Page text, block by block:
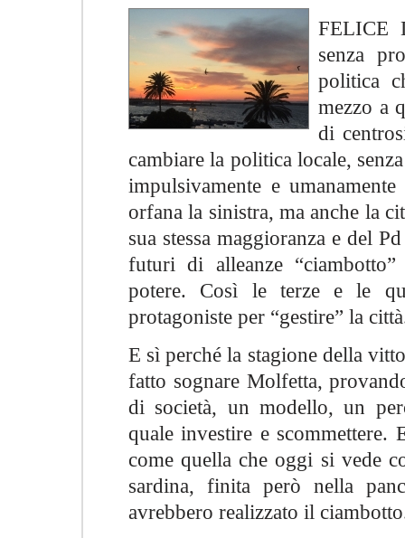
FELICE
senza
politica
mezzo a
di
cambiare la politica locale,
impulsivamente e
orfana la sinistra, ma anche la
sua stessa maggioranza e del
futuri di alleanze
potere. Così le terze e le
protagoniste per “gestire” la
E sì perché la stagione della
fatto sognare Molfetta,
di società, un modello, un
quale investire e
come quella che oggi si vede
sardina, finita però nella
avrebbero realizzato il